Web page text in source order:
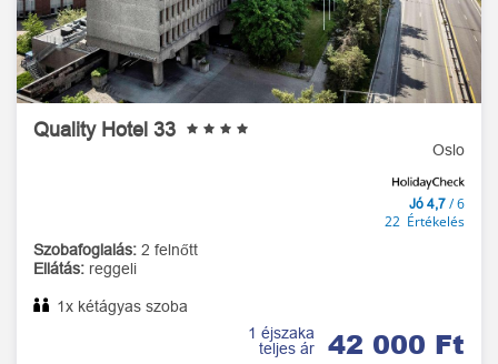
Quality Hotel 33
Oslo
Jó 4,7 / 6
22 Értékelés
Szobafoglalás: 2 felnőtt
Ellátás: reggeli
1x kétágyas szoba
1 éjszaka
teljes ár
42 000 Ft